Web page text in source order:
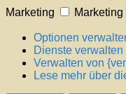
Marketing
Marketing
Optionen
Dienste verwalten
Verwalten von
Lese mehr über